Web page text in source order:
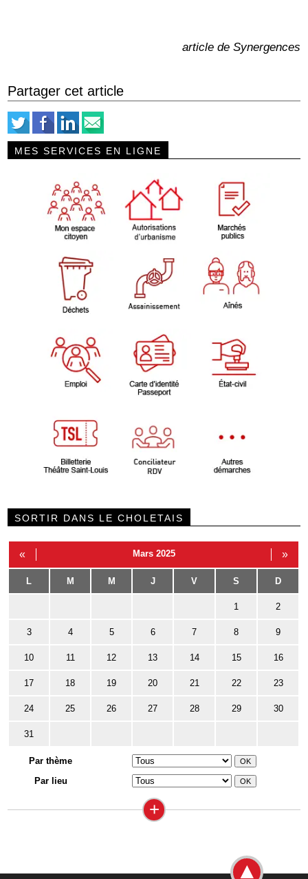
article de Synergences
Partager cet article
MES SERVICES EN LIGNE
SORTIR DANS LE CHOLETAIS
« Mars 2025 »
L M M J V S D
1 2
3 4 5 6 7 8 9
10 11 12 13 14 15 16
17 18 19 20 21 22 23
24 25 26 27 28 29 30
31
Par thème
Par lieu
+